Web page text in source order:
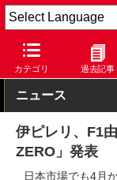
カテゴリ 過去記事
Car Watch タイヤ
ニュース
伊ピレリ、F1
ZERO」発表
日本市場でも4月